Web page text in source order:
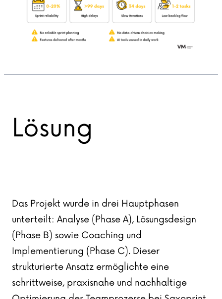
Lösung
Das Projekt wurde in drei Hauptphasen
unterteilt: Analyse (Phase A), Lösungsdesign
(Phase B) sowie Coaching und
Implementierung (Phase C). Dieser
strukturierte Ansatz ermöglichte eine
schrittweise, praxisnahe und nachhaltige